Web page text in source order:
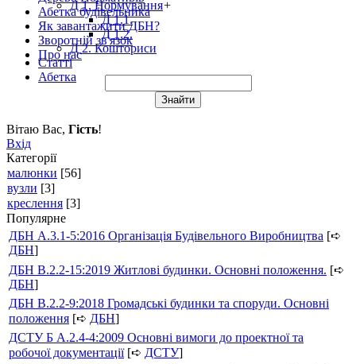
Д 1. Нормування+
Д 1.1.
Д 1.2.
Д 2. Кошториси
Статті
Абетка
Абетка будівельника
Як завантажити ДБН?
Зворотній зв'язок
Про нас
Вітаю Вас, Гість!
Вхід
Категорії
малюнки [56]
вузли [3]
креслення [3]
Популярне
ДБН А.3.1-5:2016 Організація Будівельного Виробництва [➪
ДБН]
ДБН В.2.2-15:2019 Житлові будинки. Основні положення. [➪
ДБН]
ДБН В.2.2-9:2018 Громадські будинки та споруди. Основні
положення [➪ ДБН]
ДСТУ Б А.2.4-4:2009 Основні вимоги до проектної та
робочої документації[➪ ДСТУ]